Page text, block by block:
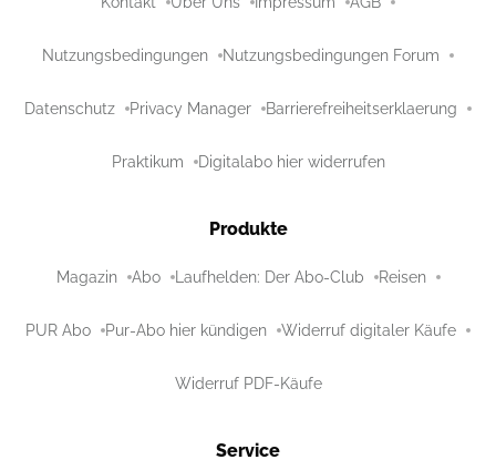
Nutzungsbedingungen Nutzungsbedingungen Forum
Datenschutz Privacy Manager Barrierefreiheitserklaerung
Praktikum Digitalabo hier widerrufen
Produkte
Magazin Abo Laufhelden: Der Abo-Club Reisen
PUR Abo Pur-Abo hier kündigen Widerruf digitaler Käufe
Widerruf PDF-Käufe
Service